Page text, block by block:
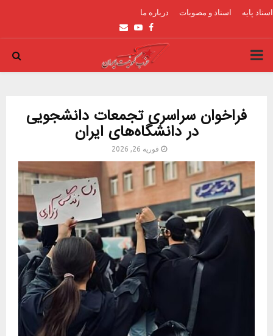
اسناد پایه اسناد و مصوبات درباره ما
Facebook
Youtube
Email
PRIMARY
فراخوان سراسری تجمعات دانشجویی
در دانشگاه‌های ایران
فوریه 26, 2026